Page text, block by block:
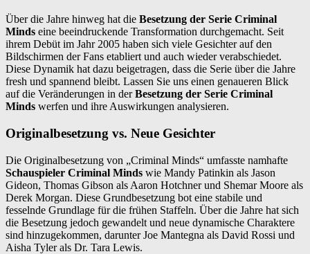
Über die Jahre hinweg hat die Besetzung der Serie Criminal
Minds eine beeindruckende Transformation durchgemacht. Seit
ihrem Debüt im Jahr 2005 haben sich viele Gesichter auf den
Bildschirmen der Fans etabliert und auch wieder verabschiedet.
Diese Dynamik hat dazu beigetragen, dass die Serie über die Jahre
fresh und spannend bleibt. Lassen Sie uns einen genaueren Blick
auf die Veränderungen in derBesetzung der Serie Criminal
Minds werfen und ihre Auswirkungen analysieren.
Originalbesetzung vs. Neue Gesichter
Die Originalbesetzung von „Criminal Minds“ umfasste namhafte
Schauspieler Criminal Minds wie Mandy Patinkin als Jason
Gideon, Thomas Gibson als Aaron Hotchner und Shemar Moore als
Derek Morgan. Diese Grundbesetzung bot eine stabile und
fesselnde Grundlage für die frühen Staffeln. Über die Jahre hat sich
die Besetzung jedoch gewandelt und neue dynamische Charaktere
sind hinzugekommen, darunter Joe Mantegna als David Rossi und
Aisha Tyler als Dr. Tara Lewis.